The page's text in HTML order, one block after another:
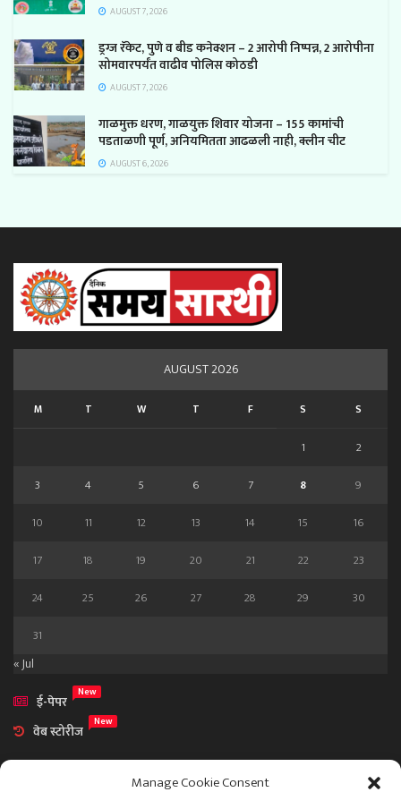
Manage Cookie Consent
AUGUST 7, 2026
ड्रग्ज रॅकेट, पुणे व बीड कनेक्शन – 2 आरोपी निष्पन्न, 2 आरोपीना
सोमवारपर्यंत वाढीव पोलिस कोठडी
AUGUST 7, 2026
गाळमुक्त धरण, गाळयुक्त शिवार योजना – 155 कामांची
पडताळणी पूर्ण, अनियमितता आढळली नाही, क्लीन चीट
AUGUST 6, 2026
AUGUST 2026
M T W T F S S
1
2
3
4 5 6 7 8
9
10
11 12 13 14 15
16
17
18 19 20 21 22
23
24
25 26 27 28 29
30
31
« Jul
ई-पेपर
New
वेब स्टोरीज New